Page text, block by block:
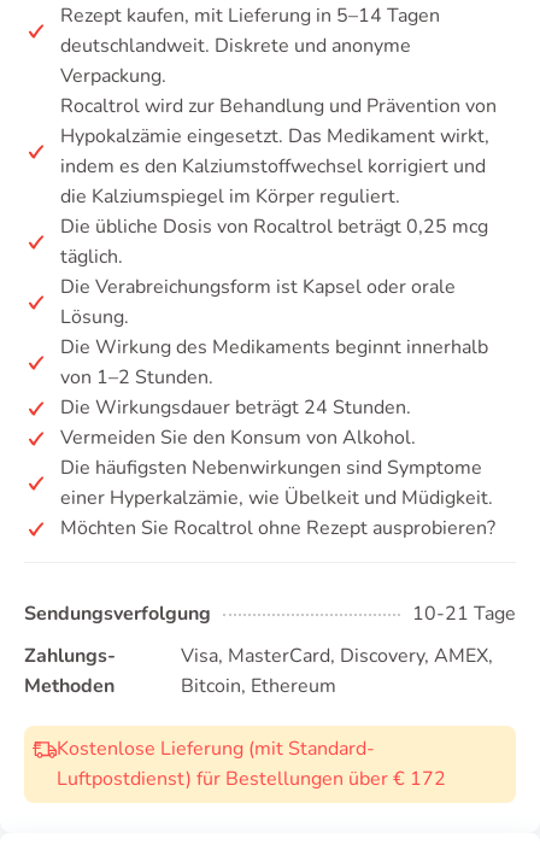
Rezept kaufen, mit Lieferung in 5–14 Tagen
deutschlandweit. Diskrete und anonyme
Verpackung.
Rocaltrol wird zur Behandlung und Prävention von
Hypokalzämie eingesetzt. Das Medikament wirkt,
indem es den Kalziumstoffwechsel korrigiert und
die Kalziumspiegel im Körper reguliert.
Die übliche Dosis von Rocaltrol beträgt 0,25 mcg
täglich.
Die Verabreichungsform ist Kapsel oder orale
Lösung.
Die Wirkung des Medikaments beginnt innerhalb
von 1–2 Stunden.
Die Wirkungsdauer beträgt 24 Stunden.
Vermeiden Sie den Konsum von Alkohol.
Die häufigsten Nebenwirkungen sind Symptome
einer Hyperkalzämie, wie Übelkeit und Müdigkeit.
Möchten Sie Rocaltrol ohne Rezept ausprobieren?
Sendungsverfolgung
10-21 Tage
Zahlungs-
Methoden
Visa, MasterCard, Discovery, AMEX,
Bitcoin, Ethereum
Kostenlose Lieferung (mit Standard-
Luftpostdienst) für Bestellungen über € 172